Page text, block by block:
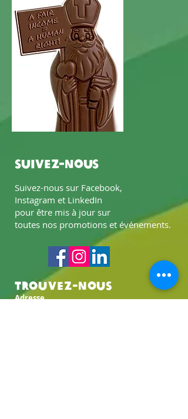
Suivez-nous
Suivez-nous sur Facebook,
Instagram et LinkedIn
pour être mis à jour sur
toutes nos promotions et événements.
Adresse
Trouvez-nous